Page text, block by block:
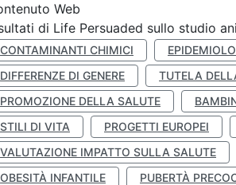
Web
di Life Persuaded sullo studio
CONTAMINANTI CHIMICI
DIFFERENZE DI GENERE
TUTELA
PROMOZIONE DELLA SALUTE
STILI DI VITA
PROGETTI EUROPEI
VALUTAZIONE IMPATTO SULLA SALUTE
OBESITÀ INFANTILE
PUBERTÀ